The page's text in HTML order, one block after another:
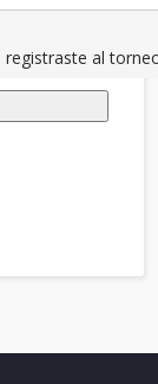
registraste al